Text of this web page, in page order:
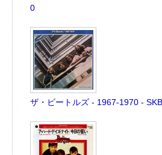
0
ザ・ビートルズ - 1967-1970 -